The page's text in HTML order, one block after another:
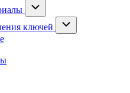
ключей